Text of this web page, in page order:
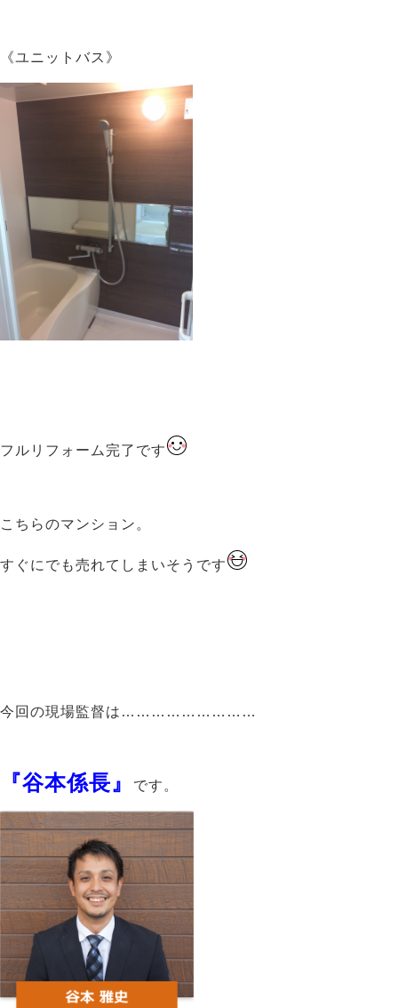
《ユニットバス》
フルリフォーム 完了です
こちらのマンション。
すぐにでも売れてしまいそうです
今回の現場監督は………………………
『谷本係長』 です。